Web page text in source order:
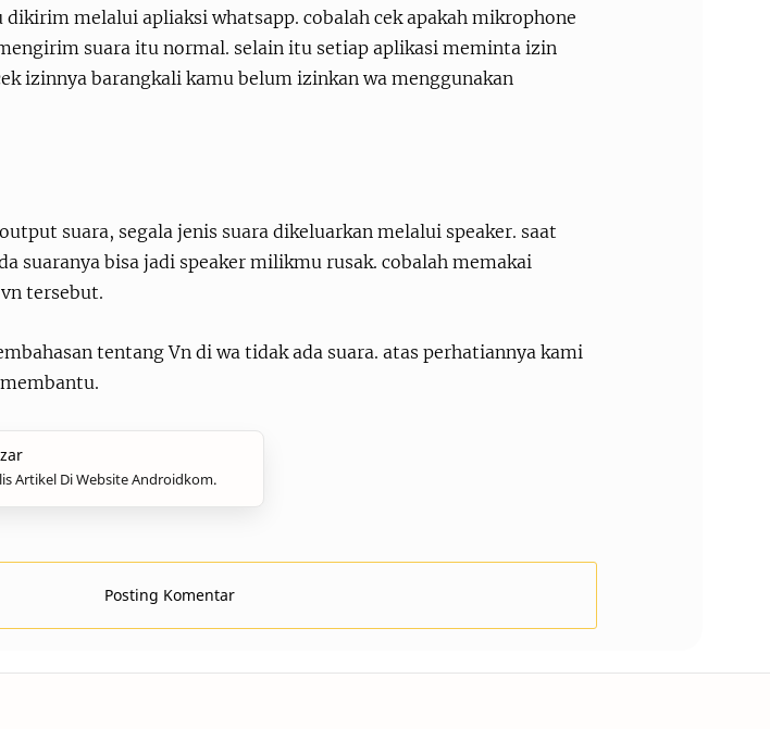
dikirim melalui apliaksi whatsapp. cobalah cek apakah mikrophone
suara itu normal. selain itu setiap aplikasi meminta izin
izinnya barangkali kamu belum izinkan wa menggunakan
suara, segala jenis suara dikeluarkan melalui speaker. saat
suaranya bisa jadi speaker milikmu rusak. cobalah memakai
tersebut.
tentang Vn di wa tidak ada suara. atas perhatiannya kami
Artikel Di Website Androidkom.
Posting Komentar